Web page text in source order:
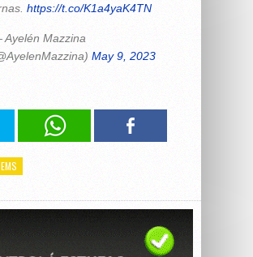
https://t.co/K1a4yaK4TN
Mazzina
May 9, 2023